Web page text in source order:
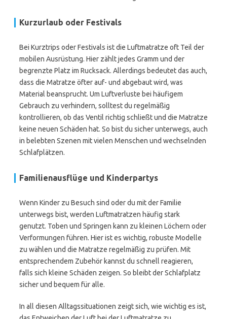
Kurzurlaub oder Festivals
Bei Kurztrips oder Festivals ist die Luftmatratze oft Teil der
mobilen Ausrüstung. Hier zählt jedes Gramm und der
begrenzte Platz im Rucksack. Allerdings bedeutet das auch,
dass die Matratze öfter auf- und abgebaut wird, was
Material beansprucht. Um Luftverluste bei häufigem
Gebrauch zu verhindern, solltest du regelmäßig
kontrollieren, ob das Ventil richtig schließt und die Matratze
keine neuen Schäden hat. So bist du sicher unterwegs, auch
in belebten Szenen mit vielen Menschen und wechselnden
Schlafplätzen.
Familienausflüge und Kinderpartys
Wenn Kinder zu Besuch sind oder du mit der Familie
unterwegs bist, werden Luftmatratzen häufig stark
genutzt. Toben und Springen kann zu kleinen Löchern oder
Verformungen führen. Hier ist es wichtig, robuste Modelle
zu wählen und die Matratze regelmäßig zu prüfen. Mit
entsprechendem Zubehör kannst du schnell reagieren,
falls sich kleine Schäden zeigen. So bleibt der Schlafplatz
sicher und bequem für alle.
In all diesen Alltagssituationen zeigt sich, wie wichtig es ist,